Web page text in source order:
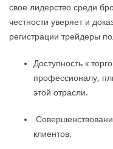
свое лидерство среди
честности уверяет и
регистрации трейдеры
Доступность к
профессионалу,
этой отрасли.
клиентов.